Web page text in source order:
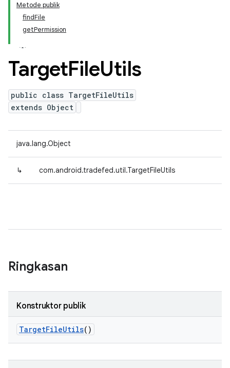
Metode publik
findFile
getPermission
TargetFileUtils
public class TargetFileUtils
extends Object
java.lang.Object
↳ com.android.tradefed.util.TargetFileUtils
Ringkasan
Konstruktor publik
TargetFileUtils()